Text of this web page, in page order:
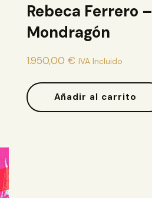
Rebeca Ferrero –
Mondragón
1.950,00 € IVA Incluido
Añadir al carrito